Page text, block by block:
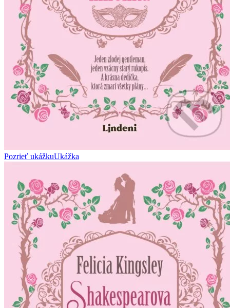
Pozrieť ukážkuUkážka